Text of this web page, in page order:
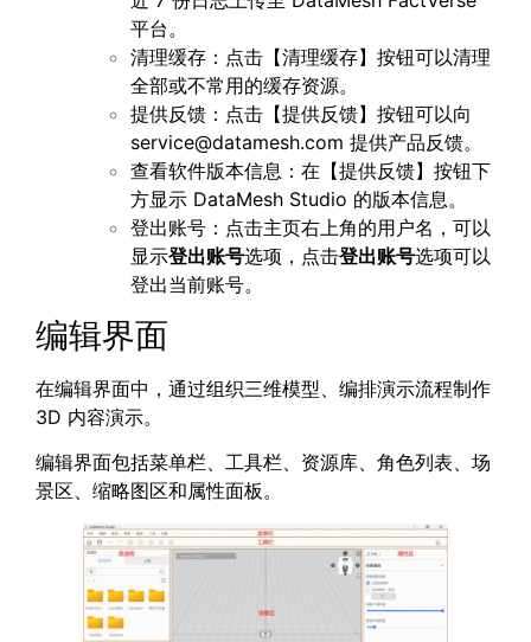
平台。
清理缓存：点击【清理缓存】按钮可以清理
全部或不常用的缓存资源。
提供反馈：点击【提供反馈】按钮可以向
service@datamesh.com 提供产品反馈。
查看软件版本信息：在【提供反馈】按钮下
方显示 DataMesh Studio 的版本信息。
登出账号：点击主页右上角的用户名，可以
显示登出账号选项，点击登出账号选项可以
登出当前账号。
编辑界面
在编辑界面中，通过组织三维模型、编排演示流程制作
3D 内容演示。
编辑界面包括菜单栏、工具栏、资源库、角色列表、场
景区、缩略图区和属性面板。